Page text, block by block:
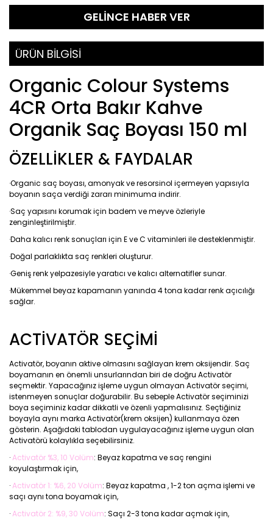
GELİNCE HABER VER
ÜRÜN BİLGİSİ
Organic Colour Systems
4CR Orta Bakır Kahve
Organik Saç Boyası 150 ml
ÖZELLİKLER & FAYDALAR
·Organic saç boyası, amonyak ve resorsinol içermeyen yapısıyla
boyanın saça verdiği zararı minimuma indirir.
·Saç yapısını korumak için badem ve meyve özleriyle
zenginleştirilmiştir.
·Daha kalıcı renk sonuçları için E ve C vitaminleri ile desteklenmiştir.
·Doğal parlaklıkta saç renkleri oluşturur.
·Geniş renk yelpazesiyle yaratıcı ve kalıcı alternatifler sunar.
·Mükemmel beyaz kapamanın yanında 4 tona kadar renk açıcılığı
sağlar.
ACTİVATÖR SEÇİMİ
Activatör, boyanın aktive olmasını sağlayan krem oksijendir. Saç
boyamanın en önemli unsurlarından biri de doğru Activatör
seçmektir. Yapacağınız işleme uygun olmayan Activatör seçimi,
istenmeyen sonuçlar doğurabilir. Bu sebeple Activatör seçiminizi
boya seçiminiz kadar dikkatli ve özenli yapmalısınız. Seçtiğiniz
boyayla aynı marka Activatör(krem oksijen) kullanmaya özen
gösterin. Aşağıdaki tablodan uygulayacağınız işleme uygun olan
Activatörü kolaylıkla seçebilirsiniz.
·Activatör %3, 10 Volüm: Beyaz kapatma ve saç rengini
koyulaştırmak için,
·Activatör 1: %6, 20 Volüm: Beyaz kapatma , 1-2 ton açma işlemi ve
saçı aynı tona boyamak için,
·Activatör 2: %9, 30 Volüm: Saçı 2-3 tona kadar açmak için,